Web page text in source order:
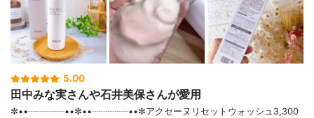
5.00
田中みな実さんや石井美保さんが愛用
✼••┈┈┈┈••✼••┈┈┈┈••✼アクセーヌリセットウォッシュ3,300